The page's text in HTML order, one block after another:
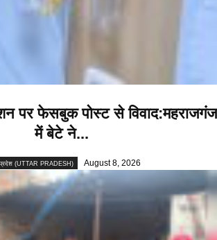
पर फेसबुक पोस्ट से विवाद:महराजगंज
में बेटे ने...
प्रदेश (UTTAR PRADESH) August 8, 2026